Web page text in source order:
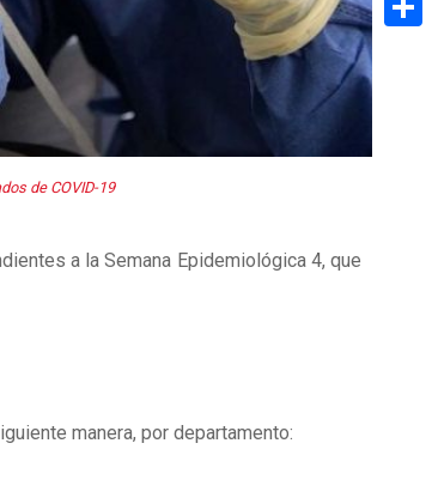
de COVID-19
a la Semana Epidemiológica 4, que
manera, por departamento: